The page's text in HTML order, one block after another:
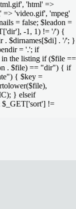
'html' =>
'video.gif', 'mpeg'
= false; $leadon =
-1, 1) != '/') {
. $dirnames[$di] . '/'; }
= '.'; if
in the listing if ($file ==
. $file) == "dir") { if
{ $key =
} elseif
$_GET['sort'] !=